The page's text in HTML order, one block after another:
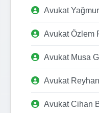
Avukat
Avukat Özlem
Avukat Musa
Avukat
Avukat Cihan